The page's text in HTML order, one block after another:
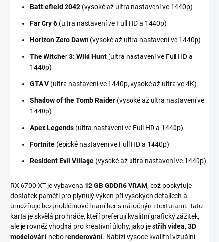
Battlefield 2042 (vysoké až ultra nastavení ve 1440p)
Far Cry 6 (ultra nastavení ve Full HD a 1440p)
Horizon Zero Dawn (vysoké až ultra nastavení ve 1440p)
The Witcher 3: Wild Hunt (ultra nastavení ve Full HD a
1440p)
GTA V (ultra nastavení ve 1440p, vysoké až ultra ve 4K)
Shadow of the Tomb Raider (vysoké až ultra nastavení ve
1440p)
Apex Legends (ultra nastavení ve Full HD a 1440p)
Fortnite (epické nastavení ve Full HD a 1440p)
Resident Evil Village (vysoké až ultra nastavení ve 1440p)
RX 6700 XT je vybavena 12 GB GDDR6 VRAM, což poskytuje
dostatek paměti pro plynulý výkon při vysokých detailech a
umožňuje bezproblémové hraní her s náročnými texturami. Tato
karta je skvělá pro hráče, kteří preferují kvalitní grafický zážitek,
ale je rovněž vhodná pro kreativní úlohy, jako jestřih videa, 3D
modelováníneborenderování. Nabízí vysoce kvalitní vizuální